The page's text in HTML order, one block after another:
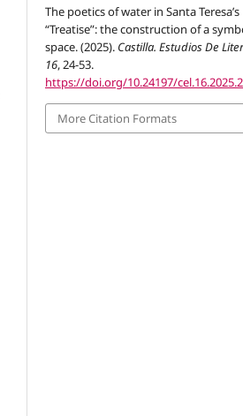
The poetics of water in Santa Teresa’s
“Treatise”: the construction of a
space. (2025). Castilla. Estudios De
16, 24-53.
https://doi.org/10.24197/
More Citation Formats